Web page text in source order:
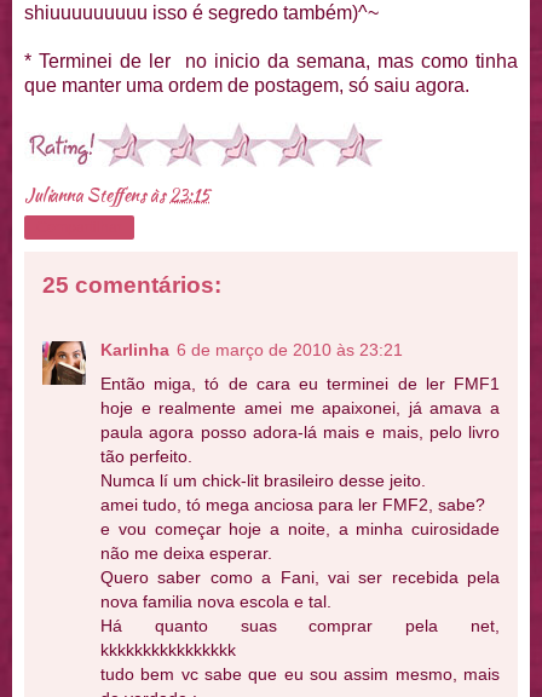
shiuuuuuuuuu isso é segredo também)^~
* Terminei de ler no inicio da semana, mas como tinha
que manter uma ordem de postagem, só saiu agora.
Julianna Steffensàs23:15
25 comentários:
Karlinha 6 de março de 2010 às 23:21
Então miga, tó de cara eu terminei de ler FMF1
hoje e realmente amei me apaixonei, já amava a
paula agora posso adora-lá mais e mais, pelo livro
tão perfeito.
Numca lí um chick-lit brasileiro desse jeito.
amei tudo, tó mega anciosa para ler FMF2, sabe?
e vou começar hoje a noite, a minha cuirosidade
não me deixa esperar.
Quero saber como a Fani, vai ser recebida pela
nova familia nova escola e tal.
Há quanto suas comprar pela net,
kkkkkkkkkkkkkkkk
tudo bem vc sabe que eu sou assim mesmo, mais